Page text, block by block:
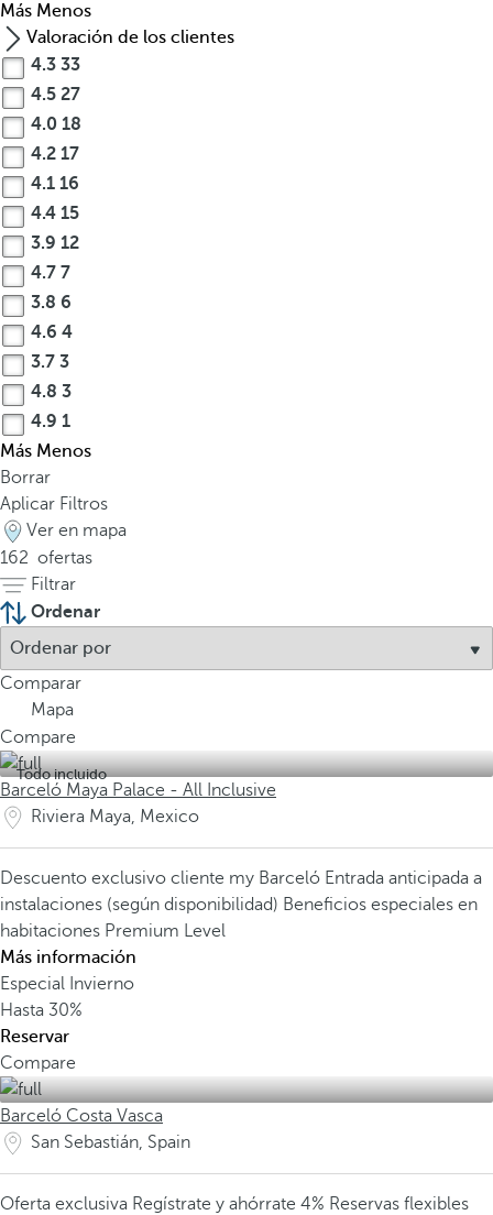
Más Menos
Valoración de los clientes
4.3 33
4.5 27
4.0 18
4.2 17
4.1 16
4.4 15
3.9 12
4.7 7
3.8 6
4.6 4
3.7 3
4.8 3
4.9 1
Más Menos
Borrar
Aplicar Filtros
Ver en mapa
162 ofertas
Filtrar
Ordenar
Comparar
Mapa
Compare
Todo incluido
Barceló Maya Palace - All Inclusive
Riviera Maya, Mexico
Descuento exclusivo cliente my Barceló Entrada anticipada a
instalaciones (según disponibilidad) Beneficios especiales en
habitaciones Premium Level
Más información
Especial Invierno
Hasta 30%
Reservar
Compare
Barceló Costa Vasca
San Sebastián, Spain
Oferta exclusiva Regístrate y ahórrate 4% Reservas flexibles